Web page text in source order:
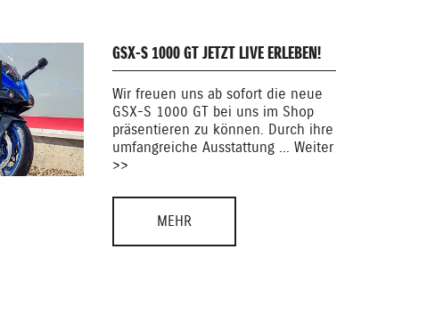
GSX-S 1000 GT JETZT LIVE ERLEBEN!
Wir freuen uns ab sofort die neue
GSX-S 1000 GT bei uns im Shop
präsentieren zu können. Durch ihre
umfangreiche Ausstattung ... Weiter
>>
MEHR